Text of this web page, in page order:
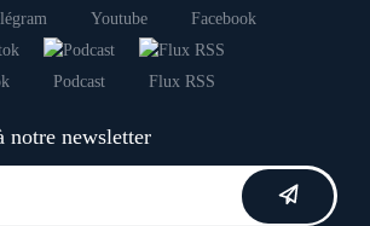
Youtube Facebook
Podcast Flux RSS
notre newsletter